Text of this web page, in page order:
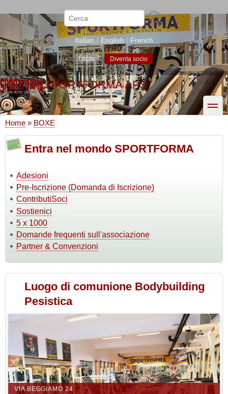
al
contenuto
principale
Cerca
Italian English French
Login Diventa socio
SPORTFORMA APS
toggle
Briciole
di
Home BOXE
Entra nel mondo SPORTFORMA
Adesioni
Pre-Iscrizione (Domanda di Iscrizione)
ContributiSoci
Sostienici
5 x 1000
Domande frequenti sull'associazione
Partner & Convenzioni
Luogo di comunione Bodybuilding
Pesistica
VIA BEGGIAMO 24